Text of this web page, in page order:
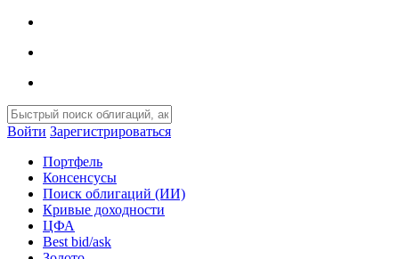
Войти Зарегистрироваться
Портфель
Консенсусы
Поиск облигаций (ИИ)
Кривые доходности
ЦФА
Best bid/ask